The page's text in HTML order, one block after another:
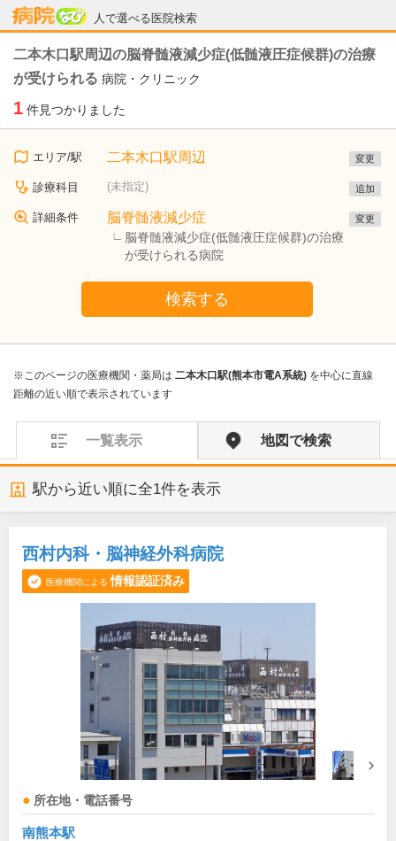
人で選べる医院検索
病院なび
二本木口駅周辺の脳脊髄液減少症(低髄液圧症候群)の治療
が受けられる 病院・クリニック
1 件見つかりました
エリア/駅 二本木口駅周辺 変更
診療科目 (未指定) 追加
詳細条件 脳脊髄液減少症
脳脊髄液減少症(低髄液圧症候群)の治療
が受けられる病院
変更
検索する
※このページの医療機関・薬局は 二本木口駅(熊本市電A系統) を中心に直線
距離の近い順で表示されています
一覧表示 地図で検索
駅から近い順に全1件を表示
西村内科・脳神経外科病院
医療機関による 情報認証済み
所在地・電話番号
南熊本駅